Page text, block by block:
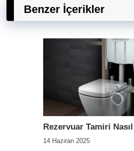
Benzer İçerikler
Rezervuar Tamiri Nasıl
14 Haziran 2025